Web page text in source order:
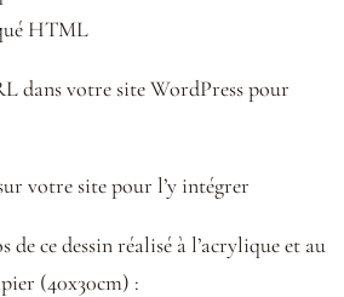
HTML
dans votre site WordPress pour
votre site pour l’y intégrer
de ce dessin réalisé à l’acrylique et au
(40x30cm) :